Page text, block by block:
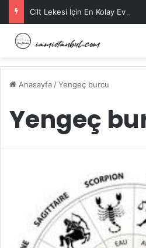
Cilt Lekesi İçin En Kolay Ev
Anasayfa /Yengeç burcu
Yengeç